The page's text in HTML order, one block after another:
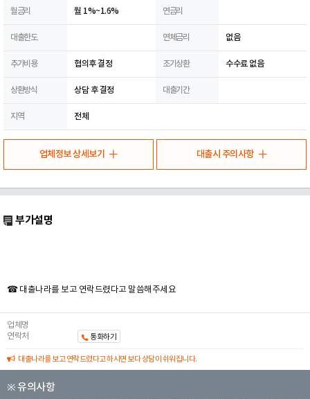
월금리 월 1%~1.6% 연금리
대출한도 연체금리 없음
추가비용 협의후 결정 조기상환 수수료 없음
상환방식 상담 후 결정 대출기간
지역 전체
업체정보 상세보기 대출시 주의사항
부가설명
☎ 대출나라를 보고 연락드렸다고 말씀해주세요
업체명
연락처
통화하기
대출나라를 보고 연락드렸다고 하시면 보다 상담이 쉬워집니다.
※ 유의사항